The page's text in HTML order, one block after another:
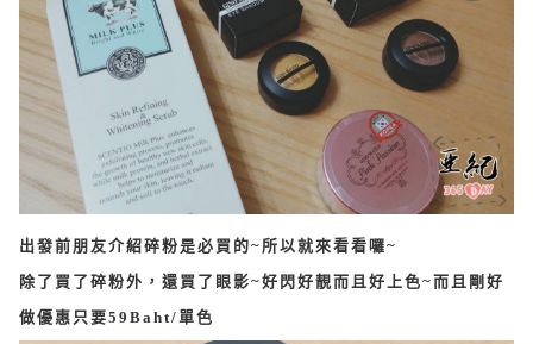
出發前朋友介紹碎粉是必買的~所以就來看看囉~
除了買了碎粉外，還買了眼影~好閃好靚而且好上色~而且剛好
做優惠只要59Baht/單色